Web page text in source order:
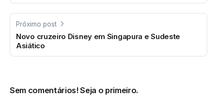
Próximo post
Novo cruzeiro Disney em Singapura e Sudeste
Asiático
Sem comentários! Seja o primeiro.